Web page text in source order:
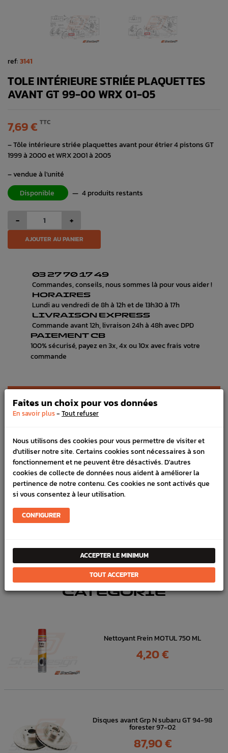
ref:3141
TOLE INTÉRIEURE STRIÉE PLAQUETTES
AVANT GT 99-00 WRX 01-05
7,69 € TTC
– Tôle intérieure striée plaquettes avant pour étrier 4 pistons GT
1999 à 2000 et WRX 2001 à 2005
– vendue à l'unité
Disponible
— 4 produits restants
- +
AJOUTER AU PANIER
03 27 70 17 49
Commandes, conseils, nous sommes là pour vous aider !
HORAIRES
Lundi au vendredi de 8h à 12h et de 13h30 à 17h
LIVRAISON EXPRESS
Commande avant 12h, livraison 24h à 48h avec DPD
PAIEMENT CB
100% sécurisé, payez en 3x, 4x ou 10x avec frais votre
commande
LIVRAISON
SCHÉMA CONSTRUCTEUR
Référence :3141
En stock :4
FICHE TECHNIQUE
DANSLA MÊME
CATÉGORIE
Nettoyant Frein MOTUL 750 ML
Prix
4,20 €
Disques avant Grp N subaru GT 94-98
forester 97-02
Prix
87,90 €
Faites un choix pour vos données
En savoir plus- Tout refuser
Nous utilisons des cookies pour vous permettre de visiter et
d'utiliser notre site. Certains cookies sont nécessaires à son
fonctionnement et ne peuvent être désactivés. D'autres
cookies de collecte de données nous aident à améliorer la
pertinence de notre contenu. Ces cookies ne sont activés que
si vous consentez à leur utilisation.
CONFIGURER
ACCEPTER LE MINIMUM
TOUT ACCEPTER